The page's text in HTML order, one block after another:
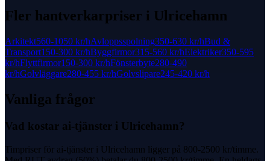
Fler hantverkarpriser i Ulricehamn
Arkitekt560-1050 kr/hAvloppsspolning350-630 kr/hBud &
Transport150-300 kr/hByggfirmor315-560 kr/hElektriker350-595
kr/hFlyttfirmor150-300 kr/hFönsterbyte280-490
kr/hGolvläggare280-455 kr/hGolvslipare245-420 kr/h
Vanliga frågor
Vad kostar ai-tjänster i Ulricehamn?
Timpriser för ai-tjänster i Ulricehamn ligger på 800-2500 kr/timme.